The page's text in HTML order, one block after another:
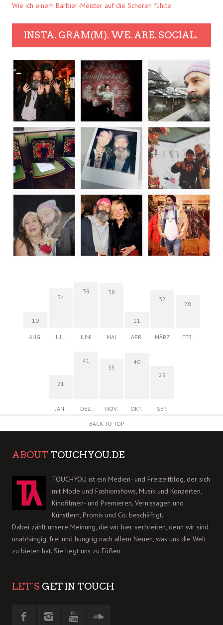
Wie ich einem Barbier-Meister auf die Scheren fühlte.
INSTA. GRAM(M). WE. ARE. SOCIAL.
10
AUG.
34
JULI
39
JUNI
38
MAI
11
APR.
32
MÄRZ
28
FEB.
21
JAN.
41
DEZ.
35
NOV.
40
OKT.
29
SEP.
BACK TO TOP
ABOUT TOUCHYOU.DE
TOUCHYOU ist ein Medien- und Freizeitblog, der sich
mit Mode und Fashionshows, Musik und Konzerten,
Kinofilmen- und Premieren, Vernissagen und
Künstlern, Promis und Co. beschäftigt.
Dabei zählt unsere Meinung, die wir hier verbreiten, denn wir sind
unabhängig, frei und hungrig nach allem Neuen, was uns die Welt
zu bieten hat. Sie liegt uns zu Füßen.
LET´S GET IN TOUCH